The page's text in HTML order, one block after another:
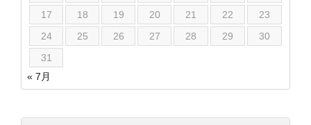
17
18 19 20 21 22
23
24
25 26 27 28 29
30
31
« 7月